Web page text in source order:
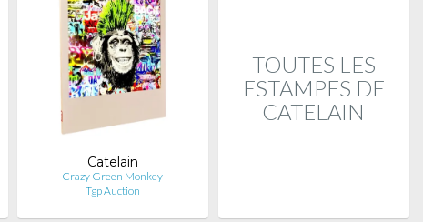
Catelain
Crazy Green Monkey
Tgp Auction
TOUTES LES
ESTAMPES DE
CATELAIN